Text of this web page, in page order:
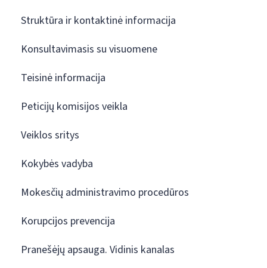
Struktūra ir kontaktinė informacija
Konsultavimasis su visuomene
Teisinė informacija
Peticijų komisijos veikla
Veiklos sritys
Kokybės vadyba
Mokesčių administravimo procedūros
Korupcijos prevencija
Pranešėjų apsauga. Vidinis kanalas